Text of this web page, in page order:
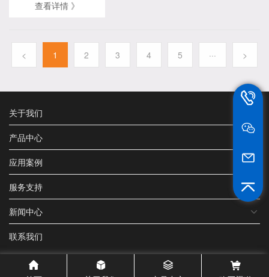
较常用的一般是表面镀金，有的需要镀镍、镀锌、镀银或镀金。今
查看详情 》
< 1 2 3 4 5 ··· >
关于我们
产品中心
应用案例
服务支持
新闻中心
联系我们